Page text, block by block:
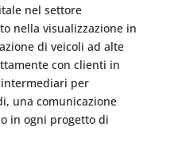
nel settore
nella visualizzazione in
di veicoli ad alte
con clienti in
per
una comunicazione
in ogni progetto di